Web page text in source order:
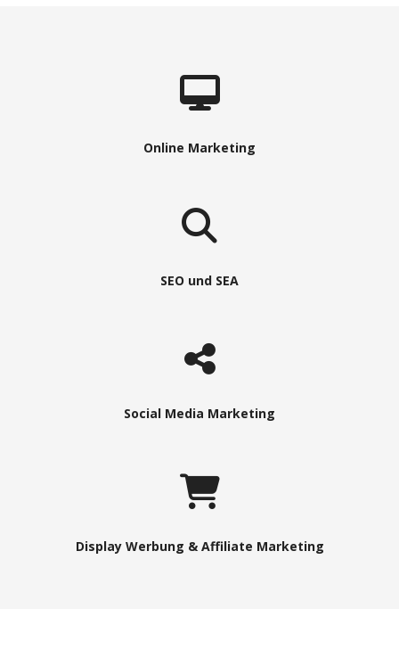
Online Marketing
SEO und SEA
Social Media Marketing
Display Werbung & Affiliate Marketing